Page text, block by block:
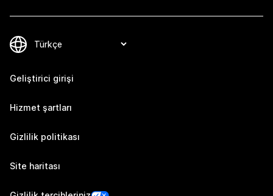
Geliştirici girişi
Hizmet şartları
Gizlilik politikası
Site haritası